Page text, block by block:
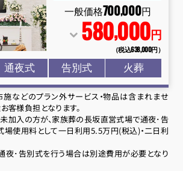
一般価格700,000円
580,000円
（税込638,000円）
通夜式 告別式 火葬
などのプラン外サービス・物品は含まれませ
客様負担となります。
加入の方が、家族葬の長坂直営式場で通夜･告
場使用料として一日利用5.5万円(税込)・二日利
夜･告別式を行う場合は別途費用が必要となり